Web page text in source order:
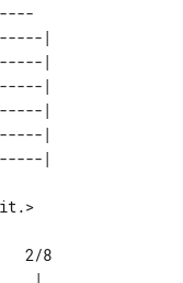
|
|
|
|
|
2/8